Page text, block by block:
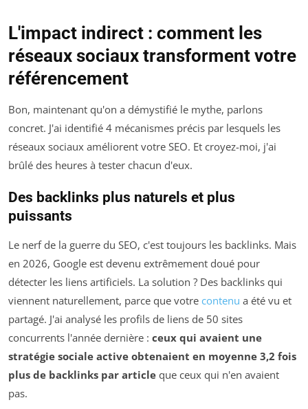
L'impact indirect : comment les
réseaux sociaux transforment votre
référencement
Bon, maintenant qu'on a démystifié le mythe, parlons
concret. J'ai identifié 4 mécanismes précis par lesquels les
réseaux sociaux améliorent votre SEO. Et croyez-moi, j'ai
brûlé des heures à tester chacun d'eux.
Des backlinks plus naturels et plus
puissants
Le nerf de la guerre du SEO, c'est toujours les backlinks. Mais
en 2026, Google est devenu extrêmement doué pour
détecter les liens artificiels. La solution ? Des backlinks qui
viennent naturellement, parce que votre contenu a été vu et
partagé. J'ai analysé les profils de liens de 50 sites
concurrents l'année dernière : ceux qui avaient une
stratégie sociale active obtenaient en moyenne 3,2 fois
plus de backlinks par article que ceux qui n'en avaient
pas.